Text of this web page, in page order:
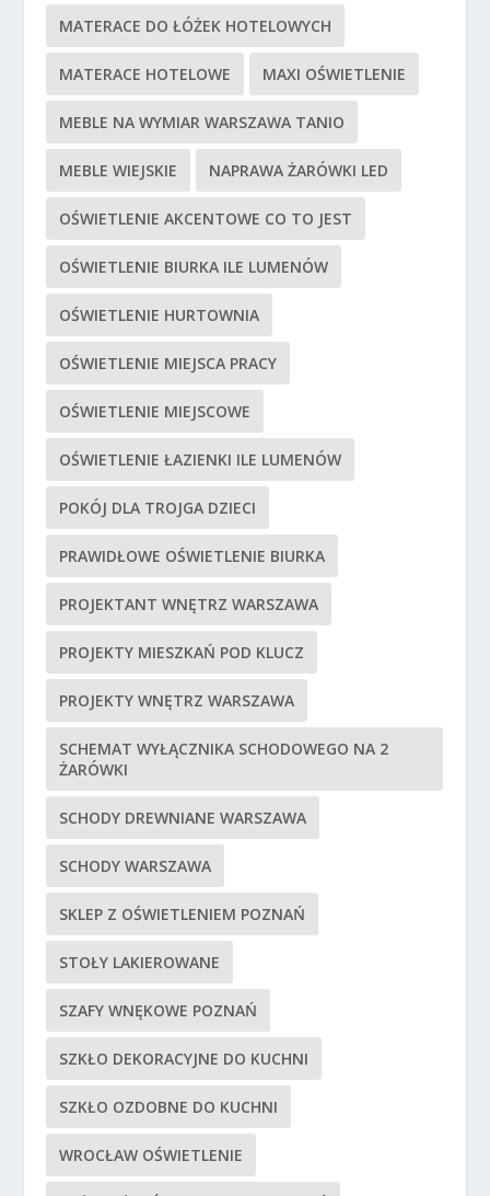
MATERACE DO ŁÓŻEK HOTELOWYCH
MATERACE HOTELOWE MAXI OŚWIETLENIE
MEBLE NA WYMIAR WARSZAWA TANIO
MEBLE WIEJSKIE NAPRAWA ŻARÓWKI LED
OŚWIETLENIE AKCENTOWE CO TO JEST
OŚWIETLENIE BIURKA ILE LUMENÓW
OŚWIETLENIE HURTOWNIA
OŚWIETLENIE MIEJSCA PRACY
OŚWIETLENIE MIEJSCOWE
OŚWIETLENIE ŁAZIENKI ILE LUMENÓW
POKÓJ DLA TROJGA DZIECI
PRAWIDŁOWE OŚWIETLENIE BIURKA
PROJEKTANT WNĘTRZ WARSZAWA
PROJEKTY MIESZKAŃ POD KLUCZ
PROJEKTY WNĘTRZ WARSZAWA
SCHEMAT WYŁĄCZNIKA SCHODOWEGO NA 2
ŻARÓWKI
SCHODY DREWNIANE WARSZAWA
SCHODY WARSZAWA
SKLEP Z OŚWIETLENIEM POZNAŃ
STOŁY LAKIEROWANE
SZAFY WNĘKOWE POZNAŃ
SZKŁO DEKORACYJNE DO KUCHNI
SZKŁO OZDOBNE DO KUCHNI
WROCŁAW OŚWIETLENIE